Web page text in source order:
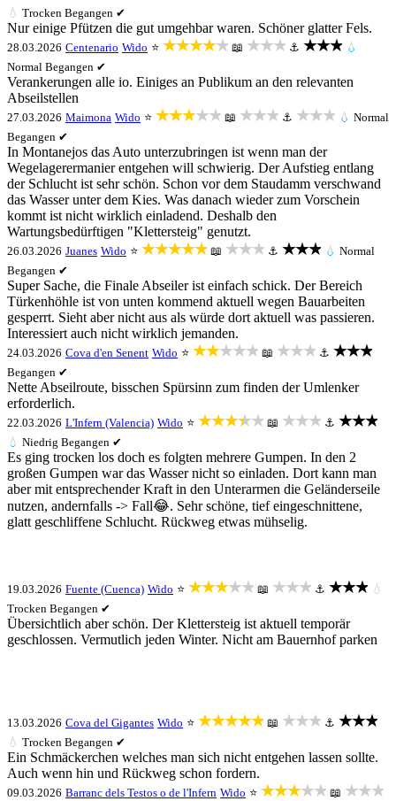
💧 Trocken Begangen ✔
Nur einige Pfützen die gut umgehbar waren. Schöner glatter Fels.
28.03.2026 Centenario Wido ⭐ ★★★★★ 📖 ★★★ ⚓ ★★★ 💧
Normal Begangen ✔
Verankerungen alle io. Einiges an Publikum an den relevanten
Abseilstellen
27.03.2026 Maimona Wido ⭐ ★★★★★ 📖 ★★★ ⚓ ★★★ 💧 Normal
Begangen ✔
In Montanejos das Auto unterzubringen ist wenn man der
Wegelagerermanier entgehen will schwierig. Der Aufstieg entlang
der Schlucht ist sehr schön. Schon vor dem Staudamm verschwand
das Wasser unter dem Kies. Was danach wieder zum Vorschein
kommt ist nicht wirklich einladend. Deshalb den
Wartungsbedürftigen "Klettersteig" genutzt.
26.03.2026 Juanes Wido ⭐ ★★★★★ 📖 ★★★ ⚓ ★★★ 💧 Normal
Begangen ✔
Super Sache, die Finale Abseiler ist einfach schick. Der Bereich
Türkenhöhle ist von unten kommend aktuell wegen Bauarbeiten
gesperrt. Sieht aber nicht aus als würde dort aktuell was passieren.
Interessiert auch nicht wirklich jemanden.
24.03.2026 Cova d'en Senent Wido ⭐ ★★★★★ 📖 ★★★ ⚓ ★★★
Begangen ✔
Nette Abseilroute, bisschen Spürsinn zum finden der Umlenker
erforderlich.
22.03.2026 L'Infern (Valencia) Wido ⭐ ★★★★★ 📖 ★★★ ⚓ ★★★
💧 Niedrig Begangen ✔
Es ging trocken los doch es folgten mehrere Gumpen. In den 2
großen Gumpen war das Wasser nicht so einladen. Dort kann man
aber mit entsprechender Kraft in den Unterarmen die Geländerseile
nutzen, andernfalls -> Fall😂. Sehr schöne, tief eingeschnittene,
glatt geschliffene Schlucht. Rückweg etwas mühselig.
19.03.2026 Fuente (Cuenca) Wido ⭐ ★★★★★ 📖 ★★★ ⚓ ★★★ 💧
Trocken Begangen ✔
Übersichtlich aber schön. Der Klettersteig ist aktuell temporär
geschlossen. Vermutlich jeden Winter. Nicht am Bauernhof parken
13.03.2026 Cova del Gigantes Wido ⭐ ★★★★★ 📖 ★★★ ⚓ ★★★
💧 Trocken Begangen ✔
Ein Schmäckerchen welches man sich nicht entgehen lassen sollte.
Auch wenn hin und Rückweg schon fordern.
09.03.2026 Barranc dels Testos o de l'Infern Wido ⭐ ★★★★★ 📖 ★★★